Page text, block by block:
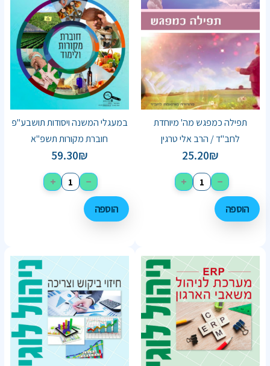
תפילה כמפגש מה' מיוחדת
לחב"ד / הרב אלי טרגין
25.20₪
−
+
הוספה
במעגלי המשנה ויסודות תושבע"פ
חוברת מקורות תשפ"א
59.30₪
−
+
הוספה